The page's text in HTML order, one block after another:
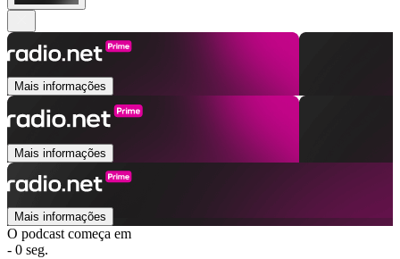
Mais informações
Mais informações
Mais informações
O podcast começa em
- 0 seg.